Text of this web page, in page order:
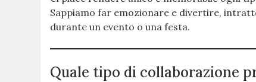
Sappiamo far emozionare e divertire,
durante un evento o una festa.
Quale tipo di collaborazione